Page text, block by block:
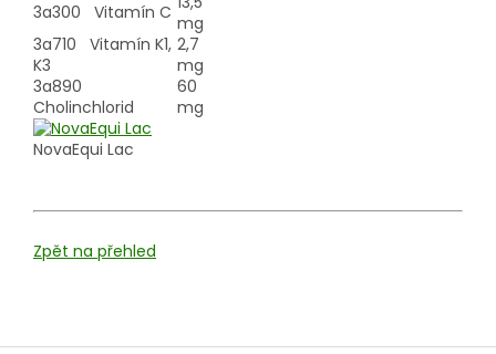
3a300 Vitamín C mg
3a710 Vitamín K1,
K3
2,7
mg
3a890
Cholinchlorid
60
mg
NovaEqui Lac
Zpět na přehled